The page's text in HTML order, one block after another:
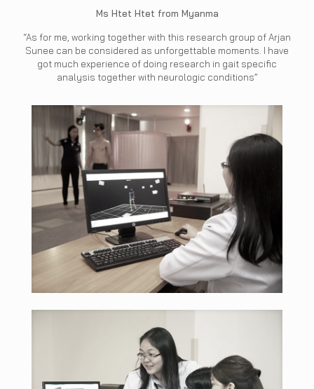
Ms Htet Htet from Myanma
“As for me, working together with this research group of Arjan
Sunee can be considered as unforgettable moments. I have
got much experience of doing research in gait specific
analysis together with neurologic conditions”